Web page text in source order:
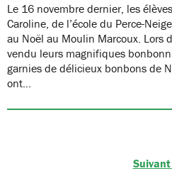
Le 16 novembre dernier, les
Caroline, de l’école du Perce-
au Noël au Moulin Marcoux. Lors
vendu leurs magnifiques
garnies de délicieux bonbons de
ont…